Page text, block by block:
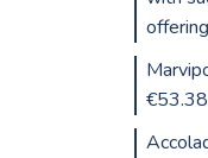
offering